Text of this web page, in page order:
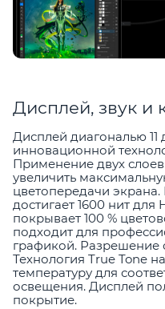
Дисплей, звук и
Дисплей диагональю
инновационной
Применение двух
увеличить
цветопередачи
достигает 1600 нит для
покрывает 100 %
подходит для
графикой. Разрешение
Технология True Tone
температуру для
освещения. Дисплей
покрытие.